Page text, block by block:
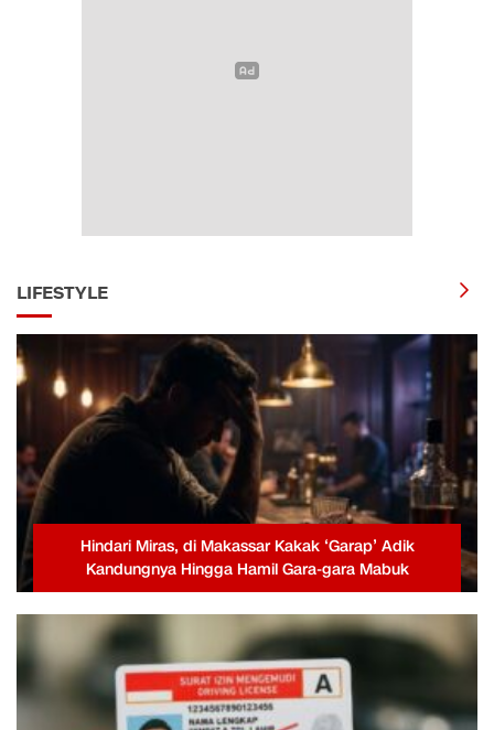
LIFESTYLE
Hindari Miras, di Makassar Kakak ‘Garap’ Adik
Kandungnya Hingga Hamil Gara-gara Mabuk